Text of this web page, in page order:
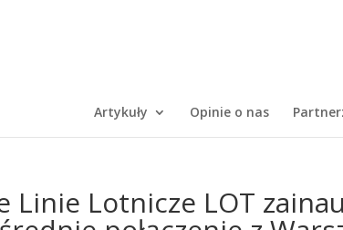
Artykuły Opinie o nas
Linie Lotnicze LOT